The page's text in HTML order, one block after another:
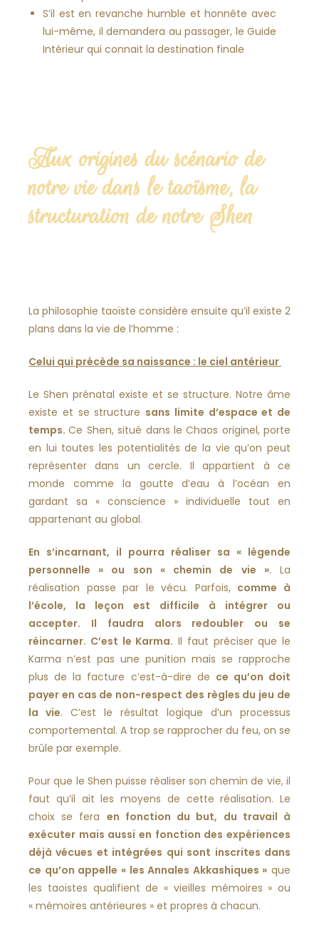
S’il est en revanche humble et honnête avec
lui-même, il demandera au passager, le Guide
Intérieur qui connait la destination finale
Aux origines du scénario de
notre vie dans le taoïsme, la
structuration de notre Shen
La philosophie taoïste considère ensuite qu’il existe 2
plans dans la vie de l’homme :
Celui qui précède sa naissance : le ciel antérieur
Le Shen prénatal existe et se structure. Notre âme
existe et se structure sans limite d’espace et de
temps.Ce Shen, situé dans le Chaos originel, porte
en lui toutes les potentialités de la vie qu’on peut
représenter dans un cercle. Il appartient à ce
monde comme la goutte d’eau à l’océan en
gardant sa « conscience » individuelle tout en
appartenant au global.
En s’incarnant, il pourra réaliser sa « légende
personnelle » ou son « chemin de vie ». La
réalisation passe par le vécu. Parfois, comme à
l’école, la leçon est difficile à intégrer ou
accepter. Il faudra alors redoubler ou se
réincarner. C’est le Karma. Il faut préciser que le
Karma n’est pas une punition mais se rapproche
plus de la facture c’est-à-dire de ce qu’on doit
payer en cas de non-respect des règles du jeu de
la vie. C’est le résultat logique d’un processus
comportemental. A trop se rapprocher du feu, on se
brûle par exemple.
Pour que le Shen puisse réaliser son chemin de vie, il
faut qu’il ait les moyens de cette réalisation. Le
choix se fera en fonction du but, du travail à
exécuter mais aussi en fonction des expériences
déjà vécues et intégrées qui sont inscrites dans
ce qu’on appelle « les Annales Akkashiques » que
les taoïstes qualifient de « vieilles mémoires » ou
« mémoires antérieures » et propres à chacun.